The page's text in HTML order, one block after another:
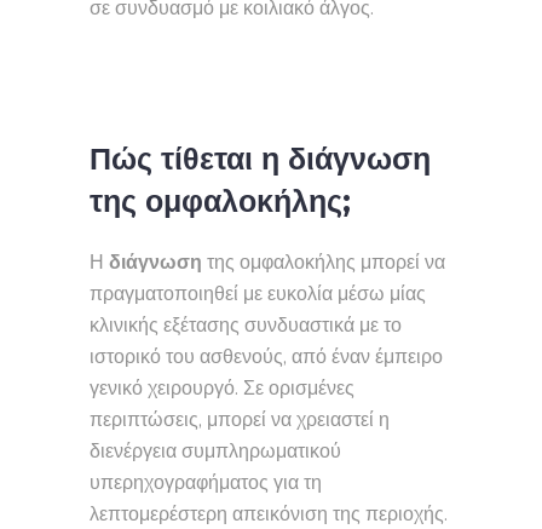
σε συνδυασμό με κοιλιακό άλγος.
Πώς τίθεται η διάγνωση
της ομφαλοκήλης;
Η διάγνωση της ομφαλοκήλης μπορεί να
πραγματοποιηθεί με ευκολία μέσω μίας
κλινικής εξέτασης συνδυαστικά με το
ιστορικό του ασθενούς, από έναν έμπειρο
γενικό χειρουργό. Σε ορισμένες
περιπτώσεις, μπορεί να χρειαστεί η
διενέργεια συμπληρωματικού
υπερηχογραφήματος για τη
λεπτομερέστερη απεικόνιση της περιοχής.